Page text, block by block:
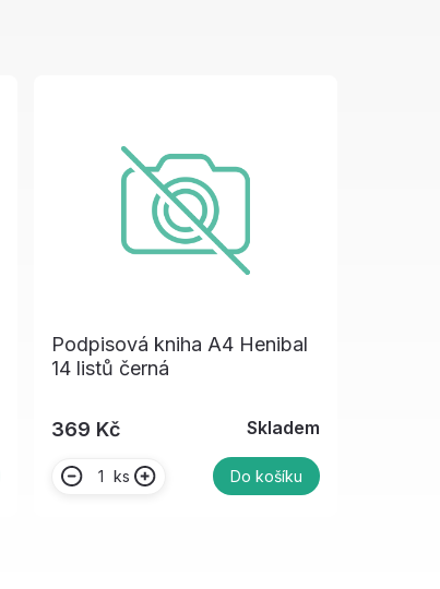
Podpisová kniha A4 Henibal
14 listů černá
369 Kč Skladem
ks Do košíku